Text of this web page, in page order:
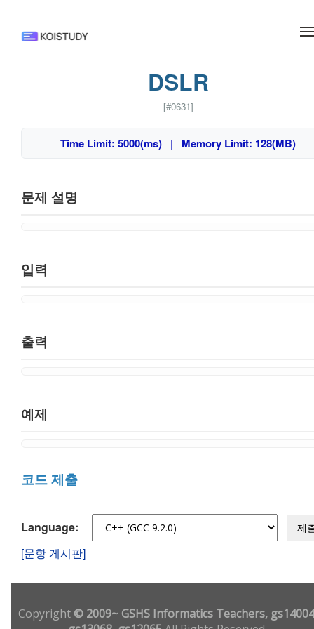
DSLR
[#0631]
Time Limit: 5000(ms) | Memory Limit: 128(MB)
문제 설명
입력
출력
예제
코드 제출
Language: 제
[문항 게시판]
Copyright© 2009~ GSHS Informatics Teachers,